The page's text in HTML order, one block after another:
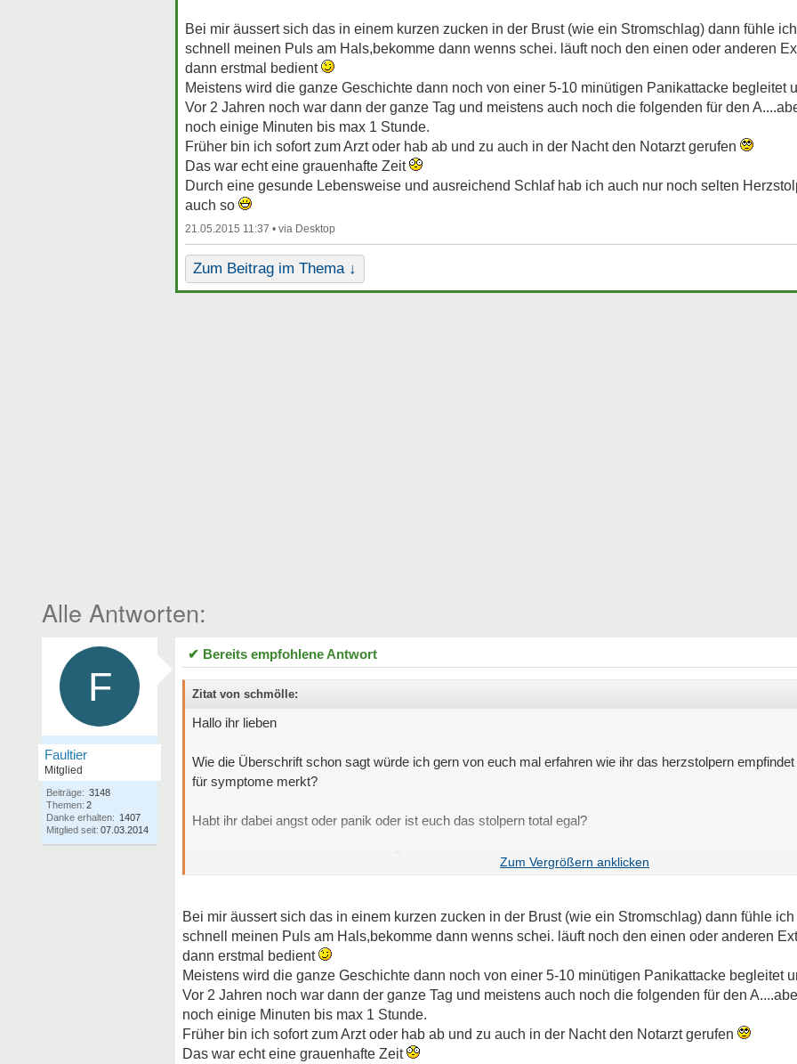
Bei mir äussert sich das in einem kurzen zucken in der Brust (wie ein Stromschlag) dann fühle
schnell meinen Puls am Hals,bekomme dann wenns schei. läuft noch den einen oder anderen
dann erstmal bedient
Meistens wird die ganze Geschichte dann noch von einer 5-10 minütigen Panikattacke begleitet
Vor 2 Jahren noch war dann der ganze Tag und meistens auch noch die folgenden für den
noch einige Minuten bis max 1 Stunde.
Früher bin ich sofort zum Arzt oder hab ab und zu auch in der Nacht den Notarzt gerufen
Das war echt eine grauenhafte Zeit
Durch eine gesunde Lebensweise und ausreichend Schlaf hab ich auch nur noch selten
auch so
21.05.2015 11:37 •
Zum Beitrag im Thema ↓
F
Faultier
Mitglied
Beiträge: 3148
Themen: 2
Danke erhalten: 1407
Mitglied seit: 07.03.2014
✔ Bereits empfohlene Antwort
Zitat von schmölle:
Hallo ihr lieben
Wie die Überschrift schon sagt würde ich gern von euch mal erfahren wie ihr das herzstolpern
für symptome merkt?
Habt ihr dabei angst oder panik oder ist euch das stolpern total egal?
Bei mir äussert sich das in einem kurzen zucken in der Brust (wie ein Stromschlag) dann fühle
schnell meinen Puls am Hals,bekomme dann wenns schei. läuft noch den einen oder anderen
dann erstmal bedient
Meistens wird die ganze Geschichte dann noch von einer 5-10 minütigen Panikattacke begleitet
Vor 2 Jahren noch war dann der ganze Tag und meistens auch noch die folgenden für den
noch einige Minuten bis max 1 Stunde.
Früher bin ich sofort zum Arzt oder hab ab und zu auch in der Nacht den Notarzt gerufen
Das war echt eine grauenhafte Zeit